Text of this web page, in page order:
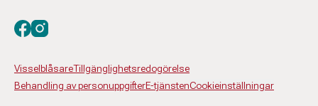
VisselblåsareTillgänglighetsredogörelse
Behandling av personuppgifterE-tjänstenCookieinställningar
Besök oss på facebook
Besök oss på instagram